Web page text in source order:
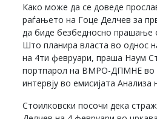
Како може да се доведе
раѓањето на Гоце Делчев за
да биде безбедносно прашање
Што планира власта во однос
на 4ти февруари, праша Наум
портпарол на ВМРО-ДПМНЕ во
интервју во емисијата Анализа
Стоилковски посочи дека